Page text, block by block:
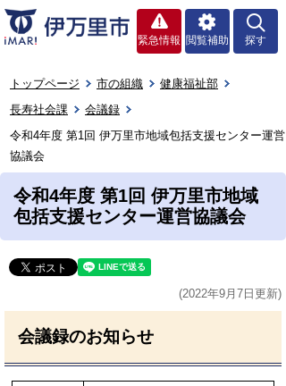
緊急情報 閲覧補助 探す
トップページ 市の組織
健康福祉部
長寿社会課
会議録
令和4年度 第1回 伊万里市地域包括支援センター運営
協議会
令和4年度 第1回 伊万里市地域
包括支援センター運営協議会
(2022年9月7日更新)
会議録のお知らせ